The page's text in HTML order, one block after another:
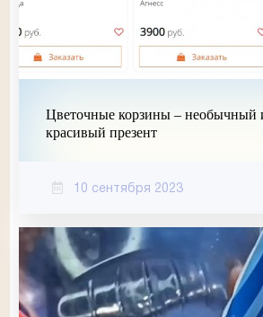
Цветочные корзины – необычный
красивый презент
10 сентября 2023